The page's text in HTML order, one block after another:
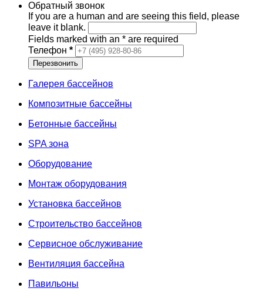
Обратный звонок
If you are a human and are seeing this field, please
leave it blank.
Fields marked with an * are required
Телефон *
Галерея бассейнов
Композитные бассейны
Бетонные бассейны
SPA зона
Оборудование
Монтаж оборудования
Установка бассейнов
Строительство бассейнов
Сервисное обслуживание
Вентиляция бассейна
Павильоны